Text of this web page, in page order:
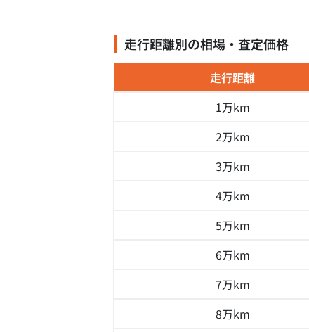
走行距離別の相場・査定価格
走行距離
1万km
2万km
3万km
4万km
5万km
6万km
7万km
8万km